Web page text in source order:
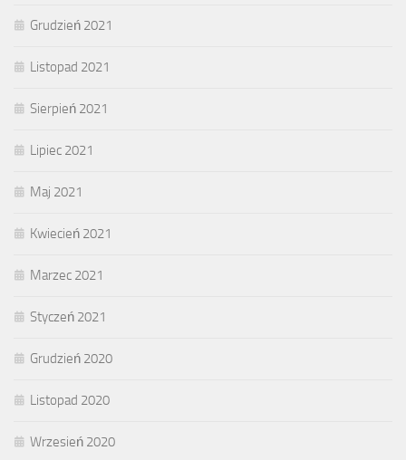
Grudzień 2021
Listopad 2021
Sierpień 2021
Lipiec 2021
Maj 2021
Kwiecień 2021
Marzec 2021
Styczeń 2021
Grudzień 2020
Listopad 2020
Wrzesień 2020